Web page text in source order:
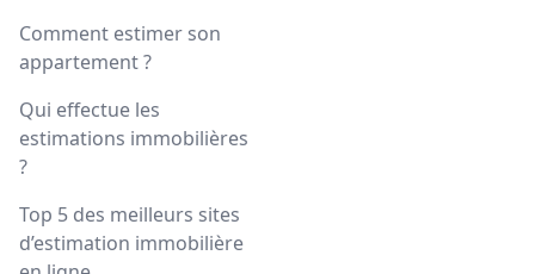
Comment estimer son
appartement ?
Qui effectue les
estimations immobilières
?
Top 5 des meilleurs sites
d’estimation immobilière